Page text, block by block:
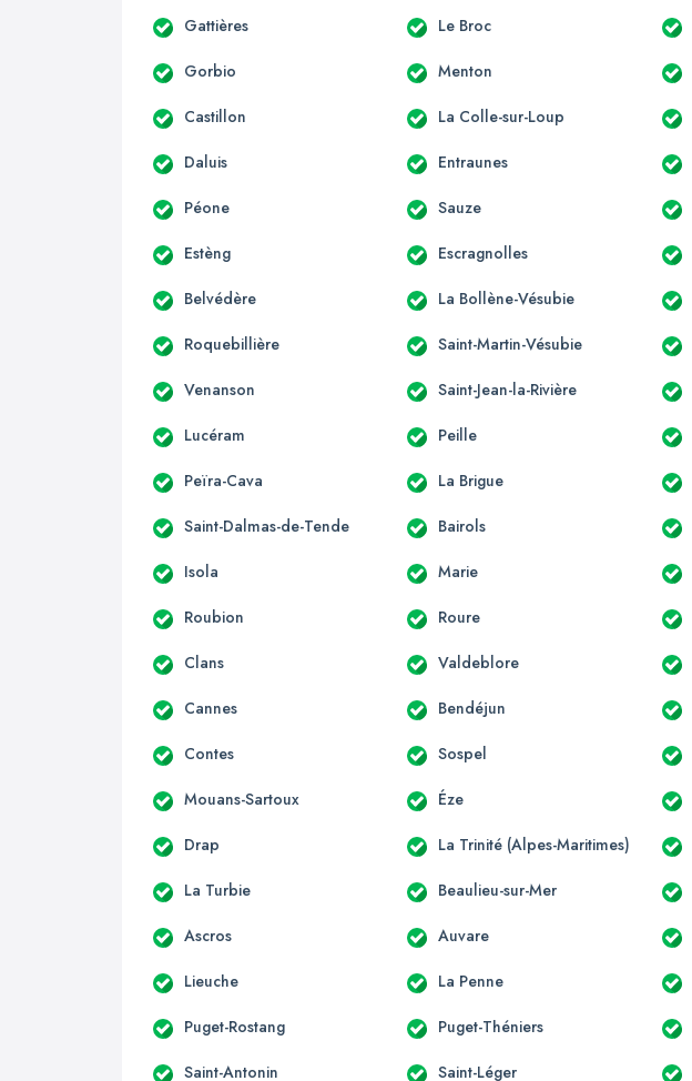
Gattières Le Broc
Gorbio Menton
Castillon La Colle-sur-Loup
Daluis Entraunes
Péone Sauze
Estèng Escragnolles
Belvédère La Bollène-Vésubie
Roquebillière Saint-Martin-Vésubie
Venanson Saint-Jean-la-Rivière
Lucéram Peille
Peïra-Cava La Brigue
Saint-Dalmas-de-Tende Bairols
Isola Marie
Roubion Roure
Clans Valdeblore
Cannes Bendéjun
Contes Sospel
Mouans-Sartoux Éze
Drap La Trinité (Alpes-Maritimes)
La Turbie Beaulieu-sur-Mer
Ascros Auvare
Lieuche La Penne
Puget-Rostang Puget-Théniers
Saint-Antonin Saint-Léger